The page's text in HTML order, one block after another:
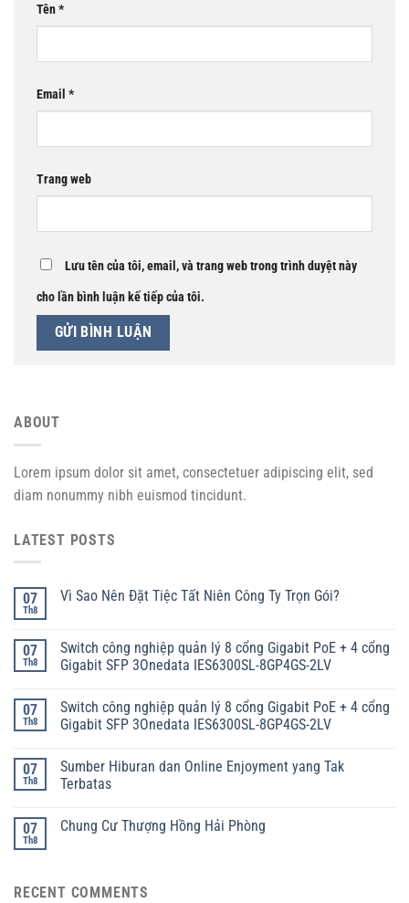
Tên*
Email *
Trang web
Lưu tên của tôi, email, và trang web trong trình duyệt này
cho lần bình luận kế tiếp của tôi.
ABOUT
Lorem ipsum dolor sit amet, consectetuer adipiscing elit, sed
diam nonummy nibh euismod tincidunt.
LATEST POSTS
07
Th8
Vì Sao Nên Đặt Tiệc Tất Niên Công Ty Trọn Gói?
07
Th8
Switch công nghiệp quản lý 8 cổng Gigabit PoE + 4 cổng
Gigabit SFP 3Onedata IES6300SL-8GP4GS-2LV
07
Th8
Switch công nghiệp quản lý 8 cổng Gigabit PoE + 4 cổng
Gigabit SFP 3Onedata IES6300SL-8GP4GS-2LV
07
Th8
Sumber Hiburan dan Online Enjoyment yang Tak
Terbatas
07
Th8
Chung Cư Thượng Hồng Hải Phòng
RECENT COMMENTS